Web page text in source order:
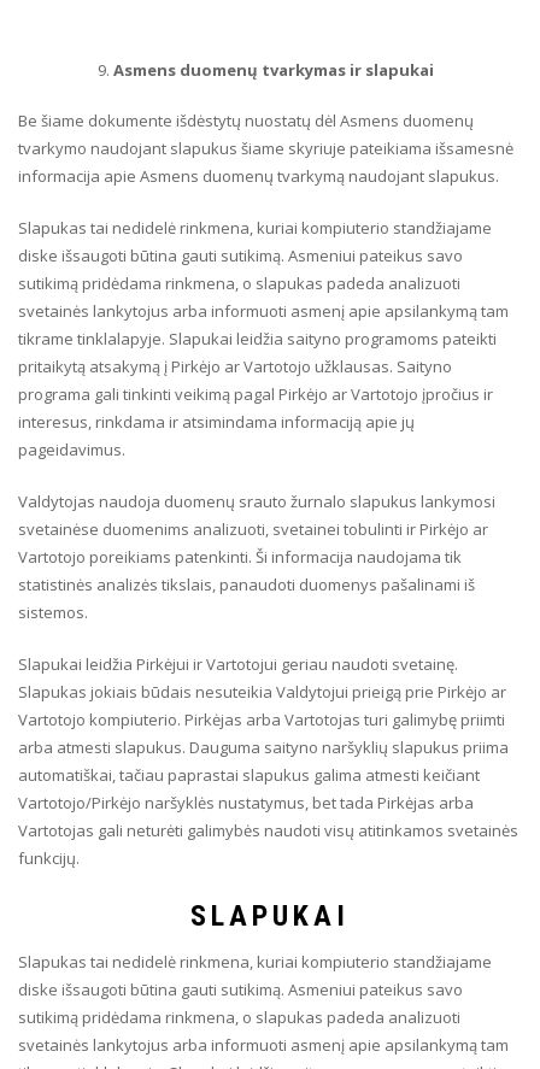
Asmens duomenų tvarkymas ir slapukai
Be šiame dokumente išdėstytų nuostatų dėl Asmens duomenų
tvarkymo naudojant slapukus šiame skyriuje pateikiama išsamesnė
informacija apie Asmens duomenų tvarkymą naudojant slapukus.
Slapukas tai nedidelė rinkmena, kuriai kompiuterio standžiajame
diske išsaugoti būtina gauti sutikimą. Asmeniui pateikus savo
sutikimą pridėdama rinkmena, o slapukas padeda analizuoti
svetainės lankytojus arba informuoti asmenį apie apsilankymą tam
tikrame tinklalapyje. Slapukai leidžia saityno programoms pateikti
pritaikytą atsakymą į Pirkėjo ar Vartotojo užklausas. Saityno
programa gali tinkinti veikimą pagal Pirkėjo ar Vartotojo įpročius ir
interesus, rinkdama ir atsimindama informaciją apie jų
pageidavimus.
Valdytojas naudoja duomenų srauto žurnalo slapukus lankymosi
svetainėse duomenims analizuoti, svetainei tobulinti ir Pirkėjo ar
Vartotojo poreikiams patenkinti. Ši informacija naudojama tik
statistinės analizės tikslais, panaudoti duomenys pašalinami iš
sistemos.
Slapukai leidžia Pirkėjui ir Vartotojui geriau naudoti svetainę.
Slapukas jokiais būdais nesuteikia Valdytojui prieigą prie Pirkėjo ar
Vartotojo kompiuterio. Pirkėjas arba Vartotojas turi galimybę priimti
arba atmesti slapukus. Dauguma saityno naršyklių slapukus priima
automatiškai, tačiau paprastai slapukus galima atmesti keičiant
Vartotojo/Pirkėjo naršyklės nustatymus, bet tada Pirkėjas arba
Vartotojas gali neturėti galimybės naudoti visų atitinkamos svetainės
funkcijų.
SLAPUKAI
Slapukas tai nedidelė rinkmena, kuriai kompiuterio standžiajame
diske išsaugoti būtina gauti sutikimą. Asmeniui pateikus savo
sutikimą pridėdama rinkmena, o slapukas padeda analizuoti
svetainės lankytojus arba informuoti asmenį apie apsilankymą tam